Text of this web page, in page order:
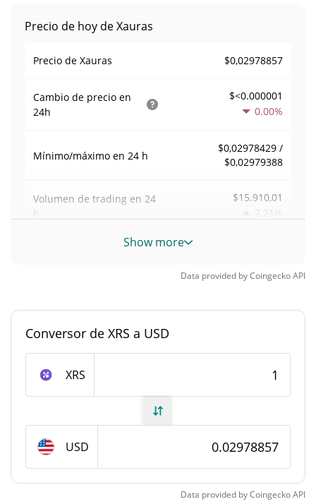
Precio de hoy de Xauras
Precio de Xauras $0,02978857
Cambio de precio en
24h
$<0.000001
0.00%
Mínimo/máximo en 24 h
$0,02978429 /
$0,02979388
Volumen de trading en 24
h
$15.910,01
2.21%
Volumen/capitalización de
0,00029226922%
Rango en el mercado #1392
Suministro circulante
Suministro total
1.000.000.000 XRS
Show more
Data provided byCoingeckoAPI
Conversor de XRS a USD
XRS
USD
Data provided byCoingeckoAPI